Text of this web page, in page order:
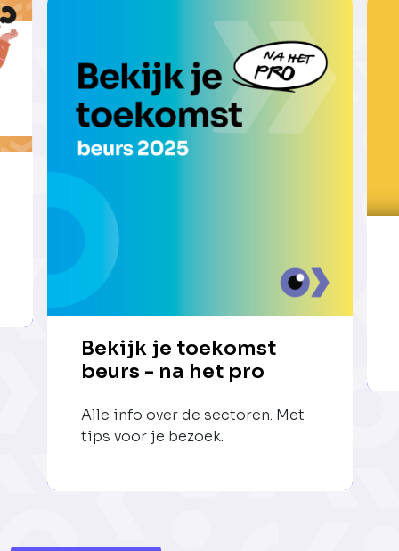
Bekijk je toekomst
beurs - na het pro
Alle info over de sectoren. Met
tips voor je bezoek.